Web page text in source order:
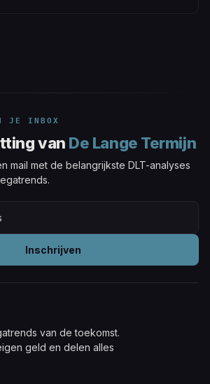
JE INBOX
van De Lange Termijn
mail met de belangrijkste DLT-analyses
Inschrijven
van de toekomst.
geld en delen alles